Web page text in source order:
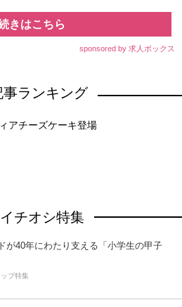
きはこちら
sponsored by 求人ボックス
事ランキング
アチーズケーキ登場
チオシ特集
が40年にわたり支える「小学生の甲子
プ特集